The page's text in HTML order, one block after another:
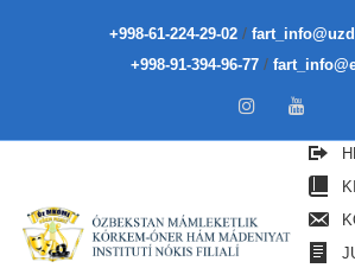
+998-61-224-29-02/
+998-91-394-96-77 /